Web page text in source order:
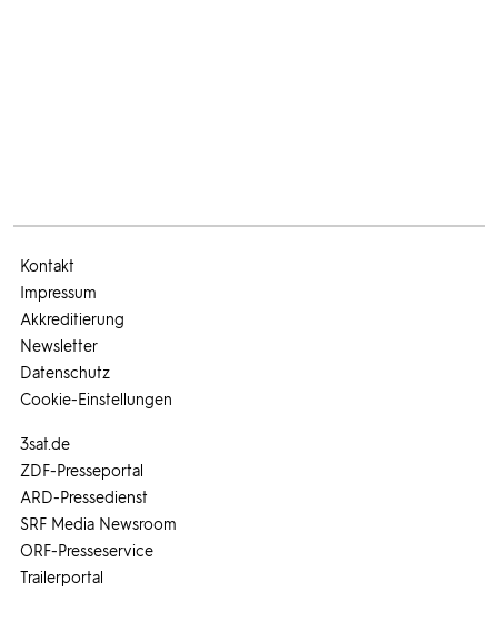
3sat.de
ZDF-Presseportal
ARD-Pressedienst
SRF Media Newsroom
ORF-Presseservice
Trailerportal
Kontakt
Impressum
Akkreditierung
Newsletter
Datenschutz
Cookie-Einstellungen